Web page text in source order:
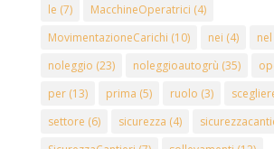
le (7) MacchineOperatrici (4)
MovimentazioneCarichi (10) nei (4) nel
noleggio (23) noleggioautogrù (35)
per(13) prima (5) ruolo (3)
settore (6) sicurezza (4)